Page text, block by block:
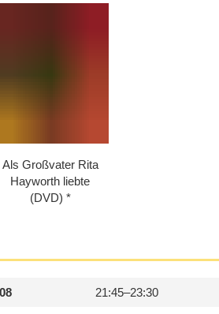
Als Großvater Rita
Hayworth liebte
(DVD)
21:45–23:30